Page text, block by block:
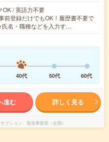
OK / 英語力不要
前登録だけでもOK！履歴書不要で
名・職種などを入力す…
40代 50代 60代
進む 詳しく見る
プション 製造事業部（全国）